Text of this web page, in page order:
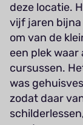
deze locatie.
vijf jaren
om van de
een plek waar
cursussen.
was
zodat daar